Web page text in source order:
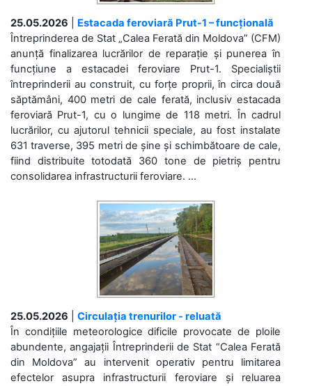
25.05.2026
Estacada feroviară Prut-1 – funcțională
Întreprinderea de Stat „Calea Ferată din Moldova” (CFM)
anunță finalizarea lucrărilor de reparație și punerea în
funcțiune a estacadei feroviare Prut-1. Specialiștii
întreprinderii au construit, cu forțe proprii, în circa două
săptămâni, 400 metri de cale ferată, inclusiv estacada
feroviară Prut-1, cu o lungime de 118 metri. În cadrul
lucrărilor, cu ajutorul tehnicii speciale, au fost instalate
631 traverse, 395 metri de șine și schimbătoare de cale,
fiind distribuite totodată 360 tone de pietriș pentru
consolidarea infrastructurii feroviare. ...
25.05.2026
Circulația trenurilor - reluată
În condițiile meteorologice dificile provocate de ploile
abundente, angajații Întreprinderii de Stat “Calea Ferată
din Moldova” au intervenit operativ pentru limitarea
efectelor asupra infrastructurii feroviare și reluarea